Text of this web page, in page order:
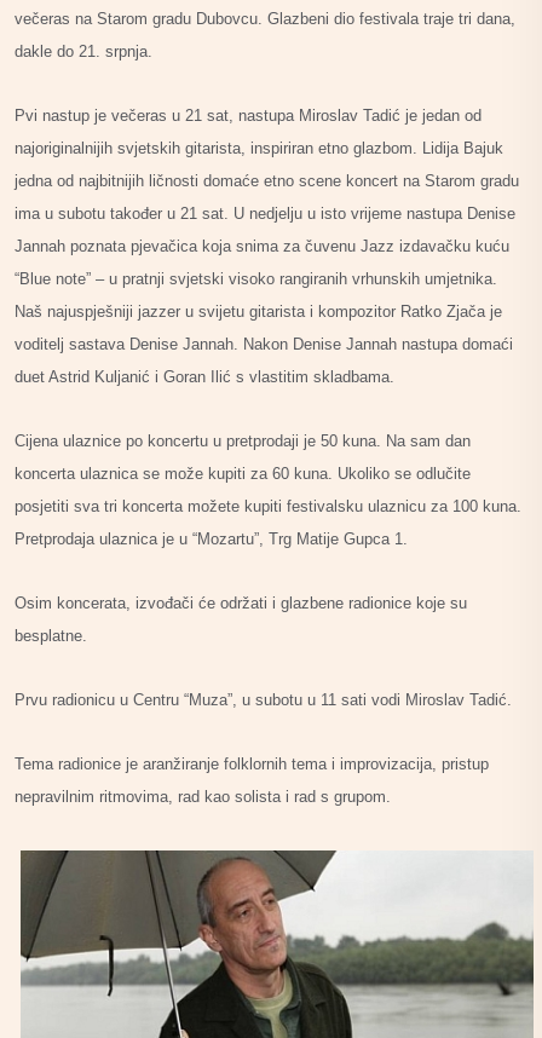
večeras na Starom gradu Dubovcu. Glazbeni dio festivala traje tri dana,
dakle do 21. srpnja.
Pvi nastup je večeras u 21 sat, nastupa Miroslav Tadić je jedan od
najoriginalnijih svjetskih gitarista, inspiriran etno glazbom. Lidija Bajuk
jedna od najbitnijih ličnosti domaće etno scene koncert na Starom gradu
ima u subotu također u 21 sat. U nedjelju u isto vrijeme nastupa Denise
Jannah poznata pjevačica koja snima za čuvenu Jazz izdavačku kuću
“Blue note” – u pratnji svjetski visoko rangiranih vrhunskih umjetnika.
Naš najuspješniji jazzer u svijetu gitarista i kompozitor Ratko Zjača je
voditelj sastava Denise Jannah. Nakon Denise Jannah nastupa domaći
duet Astrid Kuljanić i Goran Ilić s vlastitim skladbama.
Cijena ulaznice po koncertu u pretprodaji je 50 kuna. Na sam dan
koncerta ulaznica se može kupiti za 60 kuna. Ukoliko se odlučite
posjetiti sva tri koncerta možete kupiti festivalsku ulaznicu za 100 kuna.
Pretprodaja ulaznica je u “Mozartu”, Trg Matije Gupca 1.
Osim koncerata, izvođači će održati i glazbene radionice koje su
besplatne.
Prvu radionicu u Centru “Muza”, u subotu u 11 sati vodi Miroslav Tadić.
Tema radionice je aranžiranje folklornih tema i improvizacija, pristup
nepravilnim ritmovima, rad kao solista i rad s grupom.